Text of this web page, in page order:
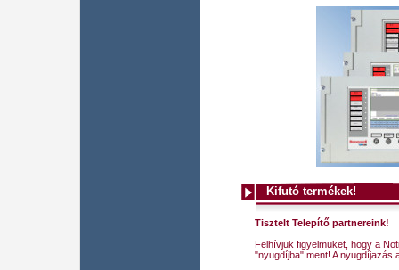
Kifutó termékek!
Tisztelt Telepítő partnereink!
Felhívjuk figyelmüket, hogy a
"nyugdíjba" ment! A nyugdíjazás